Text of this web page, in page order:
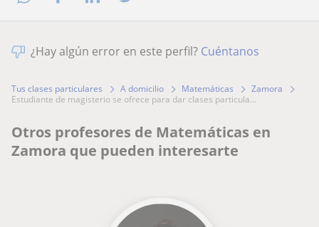
¿Hay algún error en este perfil? Cuéntanos
Tus clases particulares A domicilio Matemáticas
Zamora
estudiante de magisterio se ofrece para dar clases particula...
Otros profesores de Matemáticas en
Zamora que pueden interesarte